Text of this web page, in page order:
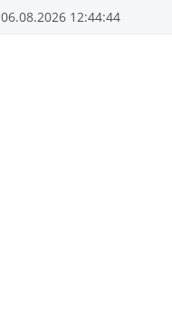
06.08.2026 12:44:44